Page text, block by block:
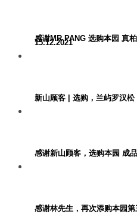
感谢MR PANG 选购本园 真
15.12.2021
新山顾客 | 选购，兰屿罗汉松
感谢新山顾客，选购本园 成
感谢林先生，再次添购本园